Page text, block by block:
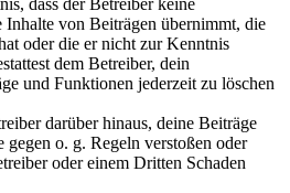
dass der Betreiber keine
von Beiträgen übernimmt, die
oder die er nicht zur Kenntnis
dem Betreiber, dein
und Funktionen jederzeit zu löschen
darüber hinaus, deine Beiträge
gegen o. g. Regeln verstoßen oder
oder einem Dritten Schaden